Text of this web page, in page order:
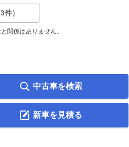
）
関係はありません。
中古車を検索
新車を見積る